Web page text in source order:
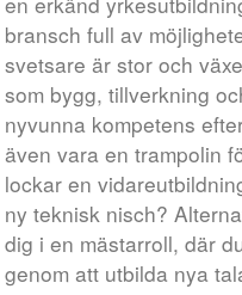
bransch full av
svetsare är stor och
som bygg, tillverkning
nyvunna kompetens
även vara en trampolin
lockar en
ny teknisk nisch?
dig i en mästarroll, där
genom att utbilda nya